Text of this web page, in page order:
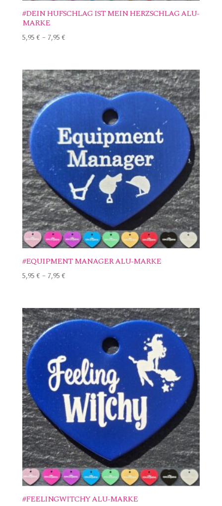
#DEIN HUFSCHLAG IST MEIN HERZSCHLAG ALU-
MARKE
5,95€ – 7,95€
#EQUIPMENT MANAGER ALU-MARKE
5,95€ – 7,95€
#FEELINGWITCHY ALU-MARKE